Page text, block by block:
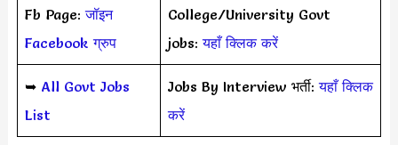
Fb Page:जॉइन
Facebook ग्रुप
College/University Govt
jobs:यहाँ क्लिक करें
➥ All Govt Jobs
List
Jobs By Interview भर्ती:यहाँ क्लिक
करें